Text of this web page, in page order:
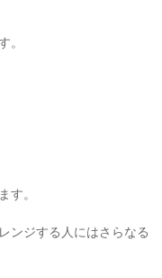
。
す。
ンジする人にはさらなる